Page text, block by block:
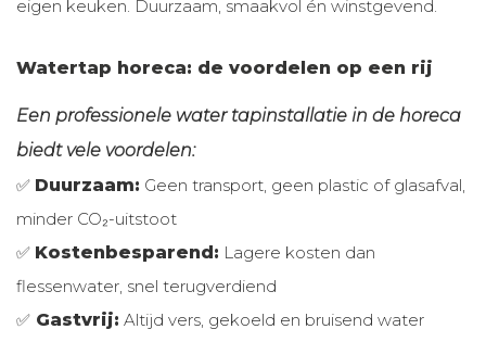
eigen keuken. Duurzaam, smaakvol én winstgevend.
Watertap horeca: de voordelen op een rij
Een professionele water tapinstallatie in de horeca
biedt vele voordelen:
✅ Duurzaam: Geen transport, geen plastic of glasafval,
minder CO₂-uitstoot
✅ Kostenbesparend: Lagere kosten dan
flessenwater, snel terugverdiend
✅ Gastvrij: Altijd vers, gekoeld en bruisend water